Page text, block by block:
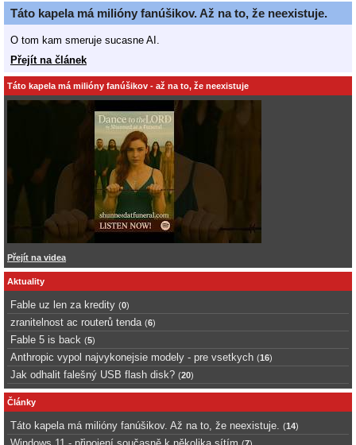
Táto kapela má milióny fanúšikov. Až na to, že neexistuje.
O tom kam smeruje sucasne AI.
Přejít na článek
Táto kapela má milióny fanúšikov - až na to, že neexistuje
Přejít na videa
Aktuality
Fable uz len za kredity (0)
zranitelnost ac routerů tenda (6)
Fable 5 is back (5)
Anthropic vypol najvykonejsie modely - pre vsetkych (16)
Jak odhalit falešný USB flash disk? (20)
Články
Táto kapela má milióny fanúšikov. Až na to, že neexistuje. (14)
(7)